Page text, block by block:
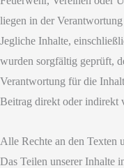
liegen in der
Jegliche Inhalte,
wurden sorgfältig geprüft,
Verantwortung für die
Beitrag direkt oder indirekt
Alle Rechte an den Texten
Das Teilen unserer Inhalte